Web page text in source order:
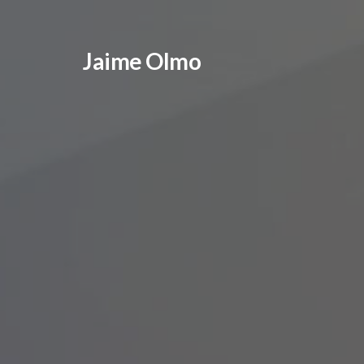
Jaime Olmo